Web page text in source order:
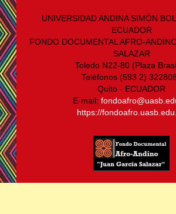
UNIVERSIDAD ANDINA SIMÓN
ECUADOR
FONDO DOCUMENTAL AFRO-
SALAZAR
Toledo N22-80 (Plaza
Teléfonos (593 2)
Quito - ECUADOR
E-mail:
https://